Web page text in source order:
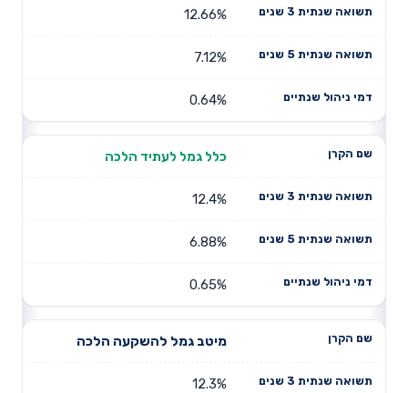
שנים
12.66%
7.12%
0.64%
כלל גמל לעתיד הלכה
12.4%
6.88%
0.65%
מיטב גמל להשקעה הלכה
12.3%